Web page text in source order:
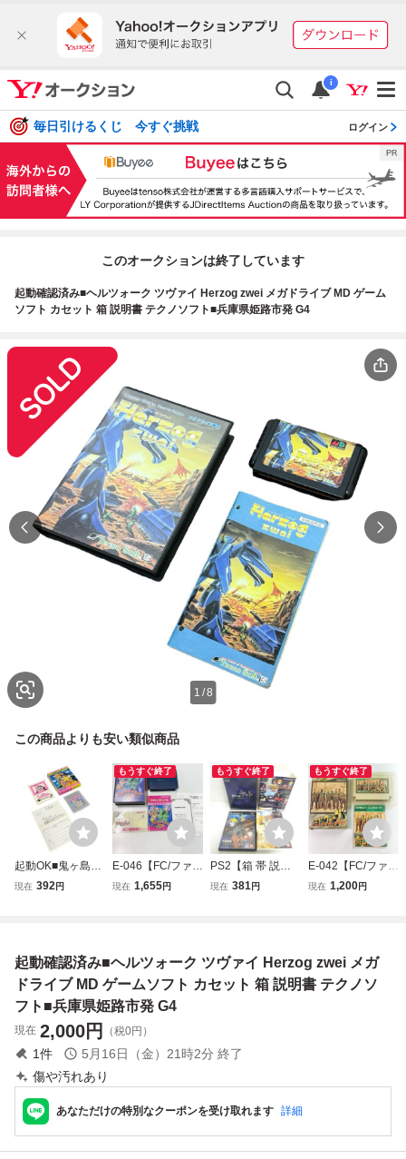
i
毎日引けるくじ 今すぐ挑戦 ログイン
このオークションは終了しています
起動確認済み■ヘルツォーク ツヴァイ Herzog zwei メガドライブ MD ゲーム
ソフト カセット 箱 説明書 テクノソフト■兵庫県姫路市発 G4
1 /8
この商品よりも安い類似商品
起動OK■鬼ヶ島パ
チンコ店 ゲームボ
路市発 G4
現在 392円
もうすぐ終了
E-046【FC/ファミ
コン/動作確認済】
セット清掃済 レ
トロゲーム
現在 1,655円
もうすぐ終了
PS2【箱 帯 説明
書 特典DVD 付
2 ソフト 起動確認
〇
現在 381円
もうすぐ終了
E-042【FC/ファミ
コン/動作確認済】
レトロゲーム
現在 1,200円
起動確認済み■ヘルツォーク ツヴァイ Herzog zwei メガ
ドライブ MD ゲームソフト カセット 箱 説明書 テクノソ
フト■兵庫県姫路市発 G4
現在 2,000円 （税0円）
1件 5月16日（金）21時2分 終了
傷や汚れあり
あなただけの特別なクーポンを受け取れます 詳細